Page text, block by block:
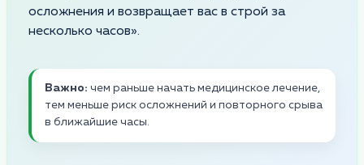
осложнения и возвращает вас в строй за
несколько часов».
Важно: чем раньше начать медицинское лечение,
тем меньше риск осложнений и повторного срыва
в ближайшие часы.